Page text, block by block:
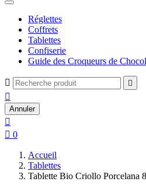
Réglettes
Coffrets
Tablettes
Confiserie
Guide des Croqueurs de
 

Annuler

 0
Accueil
Tablettes
Tablette Bio Criollo Porcelana